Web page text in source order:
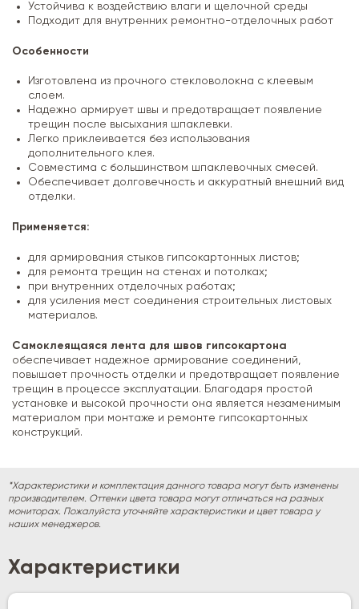
Устойчива к воздействию влаги и щелочной среды
Подходит для внутренних ремонтно-отделочных работ
Особенности
Изготовлена из прочного стекловолокна с клеевым
слоем.
Надежно армирует швы и предотвращает появление
трещин после высыхания шпаклевки.
Легко приклеивается без использования
дополнительного клея.
Совместима с большинством шпаклевочных смесей.
Обеспечивает долговечность и аккуратный внешний вид
отделки.
Применяется:
для армирования стыков гипсокартонных листов;
для ремонта трещин на стенах и потолках;
при внутренних отделочных работах;
для усиления мест соединения строительных листовых
материалов.
Самоклеящаяся лента для швов гипсокартона
обеспечивает надежное армирование соединений,
повышает прочность отделки и предотвращает появление
трещин в процессе эксплуатации. Благодаря простой
установке и высокой прочности она является незаменимым
материалом при монтаже и ремонте гипсокартонных
конструкций.
*Характеристики и комплектация данного товара могут быть изменены
производителем. Оттенки цвета товара могут отличаться на разных
мониторах. Пожалуйста уточняйте характеристики и цвет товара у
наших менеджеров.
Характеристики